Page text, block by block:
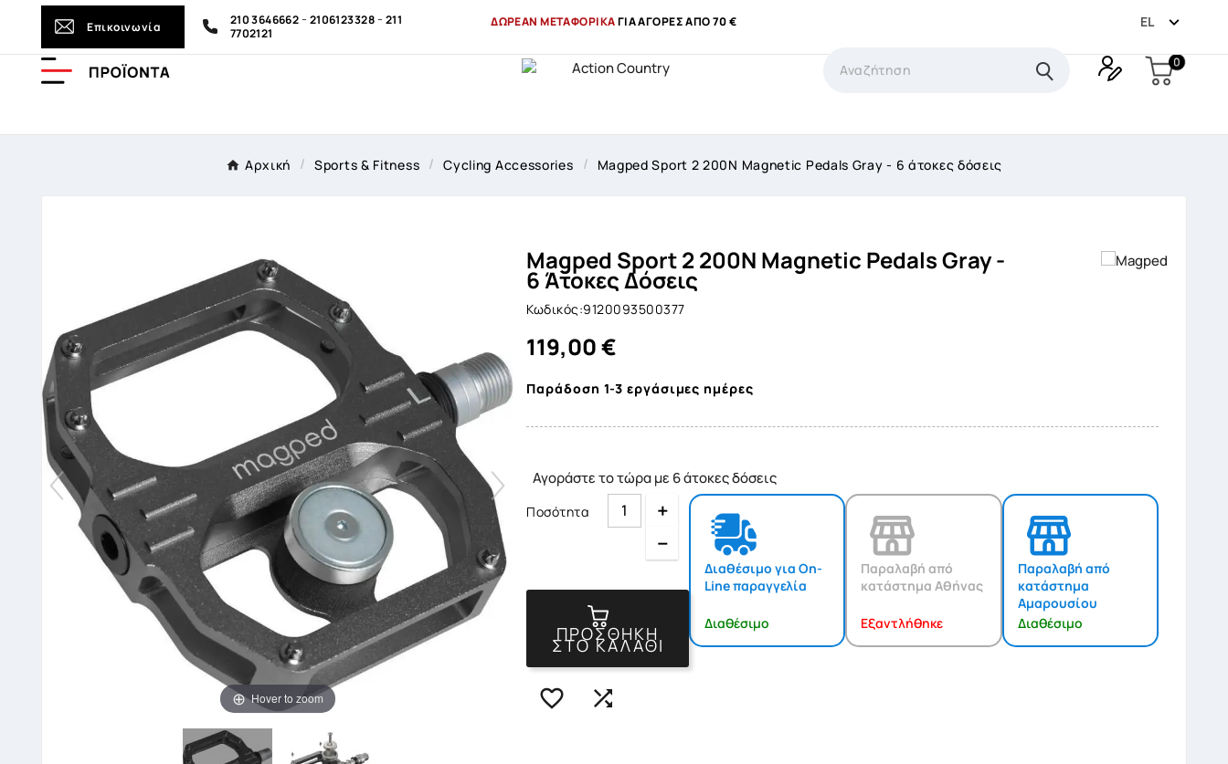
Επικοινωνία 210 3646662- 2106123328- 211
7702121
ΔΩΡΕΑΝ ΜΕΤΑΦΟΡΙΚΑΓΙΑ ΑΓΟΡΕΣ ΑΠΟ 70 € EL 
0
Αρχική Sports & Fitness Cycling Accessories Magped Sport 2 200N Magnetic Pedals Gray - 6 άτοκες δόσεις
Hover to zoom
Magped Sport 2 200N Magnetic Pedals Gray -
6 Άτοκες Δόσεις
Κωδικός:9120093500377
119,00 €
Παράδοση 1-3 εργάσιμες ημέρες
Αγοράστε το τώρα με 6 άτοκες δόσεις
Ποσότητα
Quantity
Quantity
ΠΡΟΣΘΉΚΗ
ΣΤΟ ΚΑΛΆΘΙ
 
Διαθέσιμο για On-
Line παραγγελία
Διαθέσιμο
Παραλαβή από
κατάστημα Αθήνας
Εξαντλήθηκε
Παραλαβή από
κατάστημα
Αμαρουσίου
Διαθέσιμο